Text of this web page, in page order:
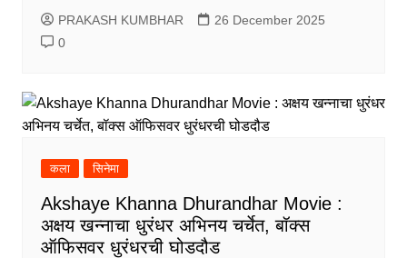
PRAKASH KUMBHAR
26 December 2025
0
कला सिनेमा
Akshaye Khanna Dhurandhar Movie :
अक्षय खन्नाचा धुरंधर अभिनय चर्चेत, बॉक्स
ऑफिसवर धुरंधरची घोडदौड